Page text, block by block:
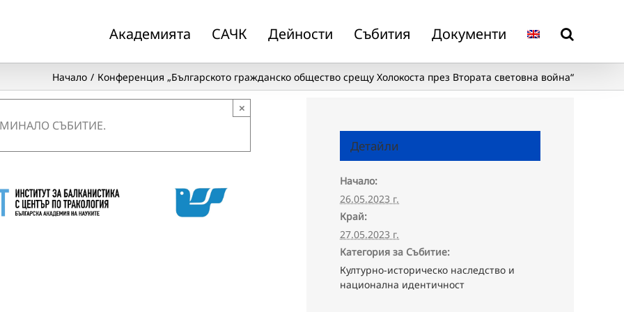
Академията САЧК Дейности Събития Документи
Начало Конференция „Българското гражданско общество срещу Холокоста през Втората световна война“
СЪБИТИЕ.
×
Детайли
Начало:
26.05.2023 г.
Край:
27.05.2023 г.
Категория за Събитие:
Културно-историческо наследство и
национална идентичност